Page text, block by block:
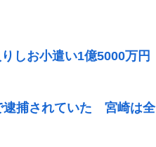
しお小遣い1億5000万円
逮捕されていた 宮崎は全